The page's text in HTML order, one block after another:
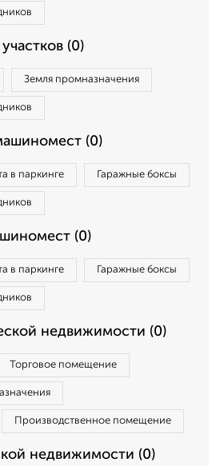
(0)
Земля промназначения
(0)
в паркинге Гаражные боксы
(0)
в паркинге Гаражные боксы
недвижимости (0)
Торговое помещение
Производственное помещение
недвижимости (0)